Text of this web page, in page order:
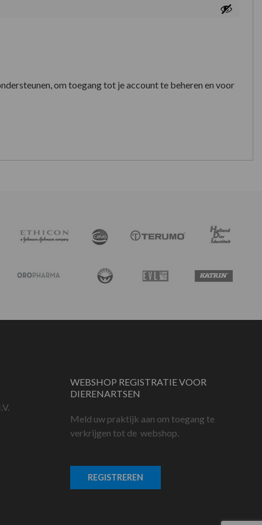
om toegang tot je account te beheren en voor
WEBSHOP REGISTRATIE VOOR
DIERENARTSEN
Meld uw praktijk aan om toegang te
verkrijgen tot de webshop.
REGISTREREN